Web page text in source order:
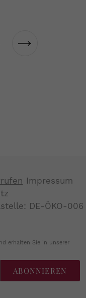
Nächste
Impressum
DE-ÖKO-006
erhalten Sie in unserer
ABONNIEREN